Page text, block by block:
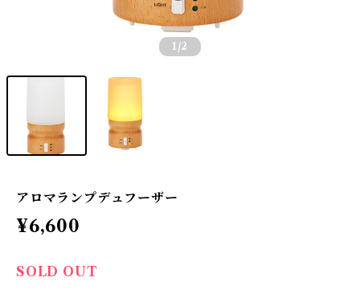
1 /2
アロマランプデュフーザー
¥6,600
SOLD OUT